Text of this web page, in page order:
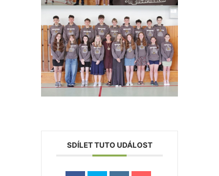
SDÍLET TUTO UDÁLOST